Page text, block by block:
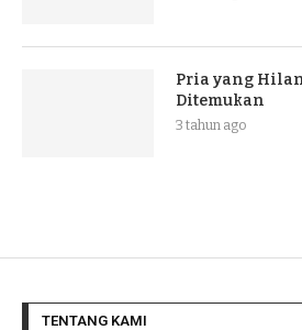
Pria yang
Ditemukan
3 tahun ago
TENTANG KAMI